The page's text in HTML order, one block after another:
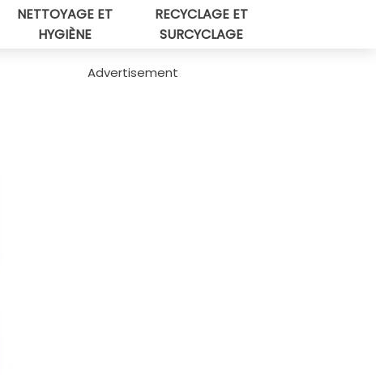
NETTOYAGE ET
HYGIÈNE
RECYCLAGE ET
SURCYCLAGE
Advertisement